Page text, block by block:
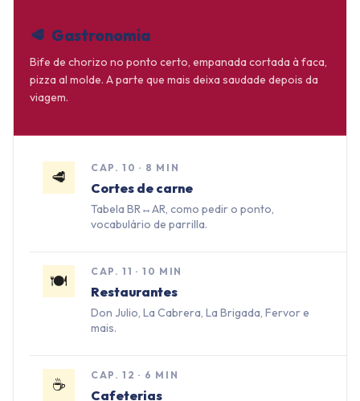
🥩 Gastronomia
Bife de chorizo no ponto certo, empanada cortada à faca,
pizza al molde. A parte que mais deixa saudade depois da
viagem.
🥩 CAP.10 · 8 MIN
Cortes de carne
Tabela BR↔AR, como pedir o ponto,
vocabulário de parrilla.
🍽️ CAP.11 · 10 MIN
Restaurantes
Don Julio, La Cabrera, La Brigada, Fervor e
mais.
☕ CAP.12 · 6 MIN
Cafeterias